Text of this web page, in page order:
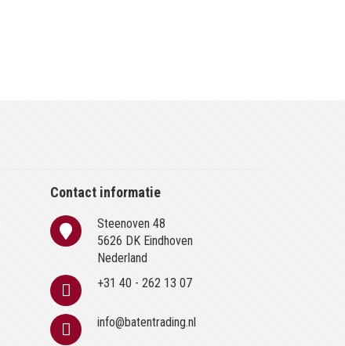
Contact informatie
Steenoven 48
5626 DK Eindhoven
Nederland
+31 40 - 262 13 07
info@batentrading.nl